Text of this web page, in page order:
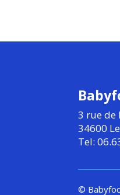
3 rue de
34600
Tel:
©